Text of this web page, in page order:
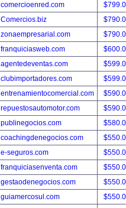
comercioenred.com
Comercios.biz
zonaempresarial.com
franquiciasweb.com
agentedeventas.com
clubimportadores.com
entrenamientocomercial.com
repuestosautomotor.com
publinegocios.com
coachingdenegocios.com
e-seguros.com
franquiciasenventa.com
gestaodenegocios.com
guiamercosul.com